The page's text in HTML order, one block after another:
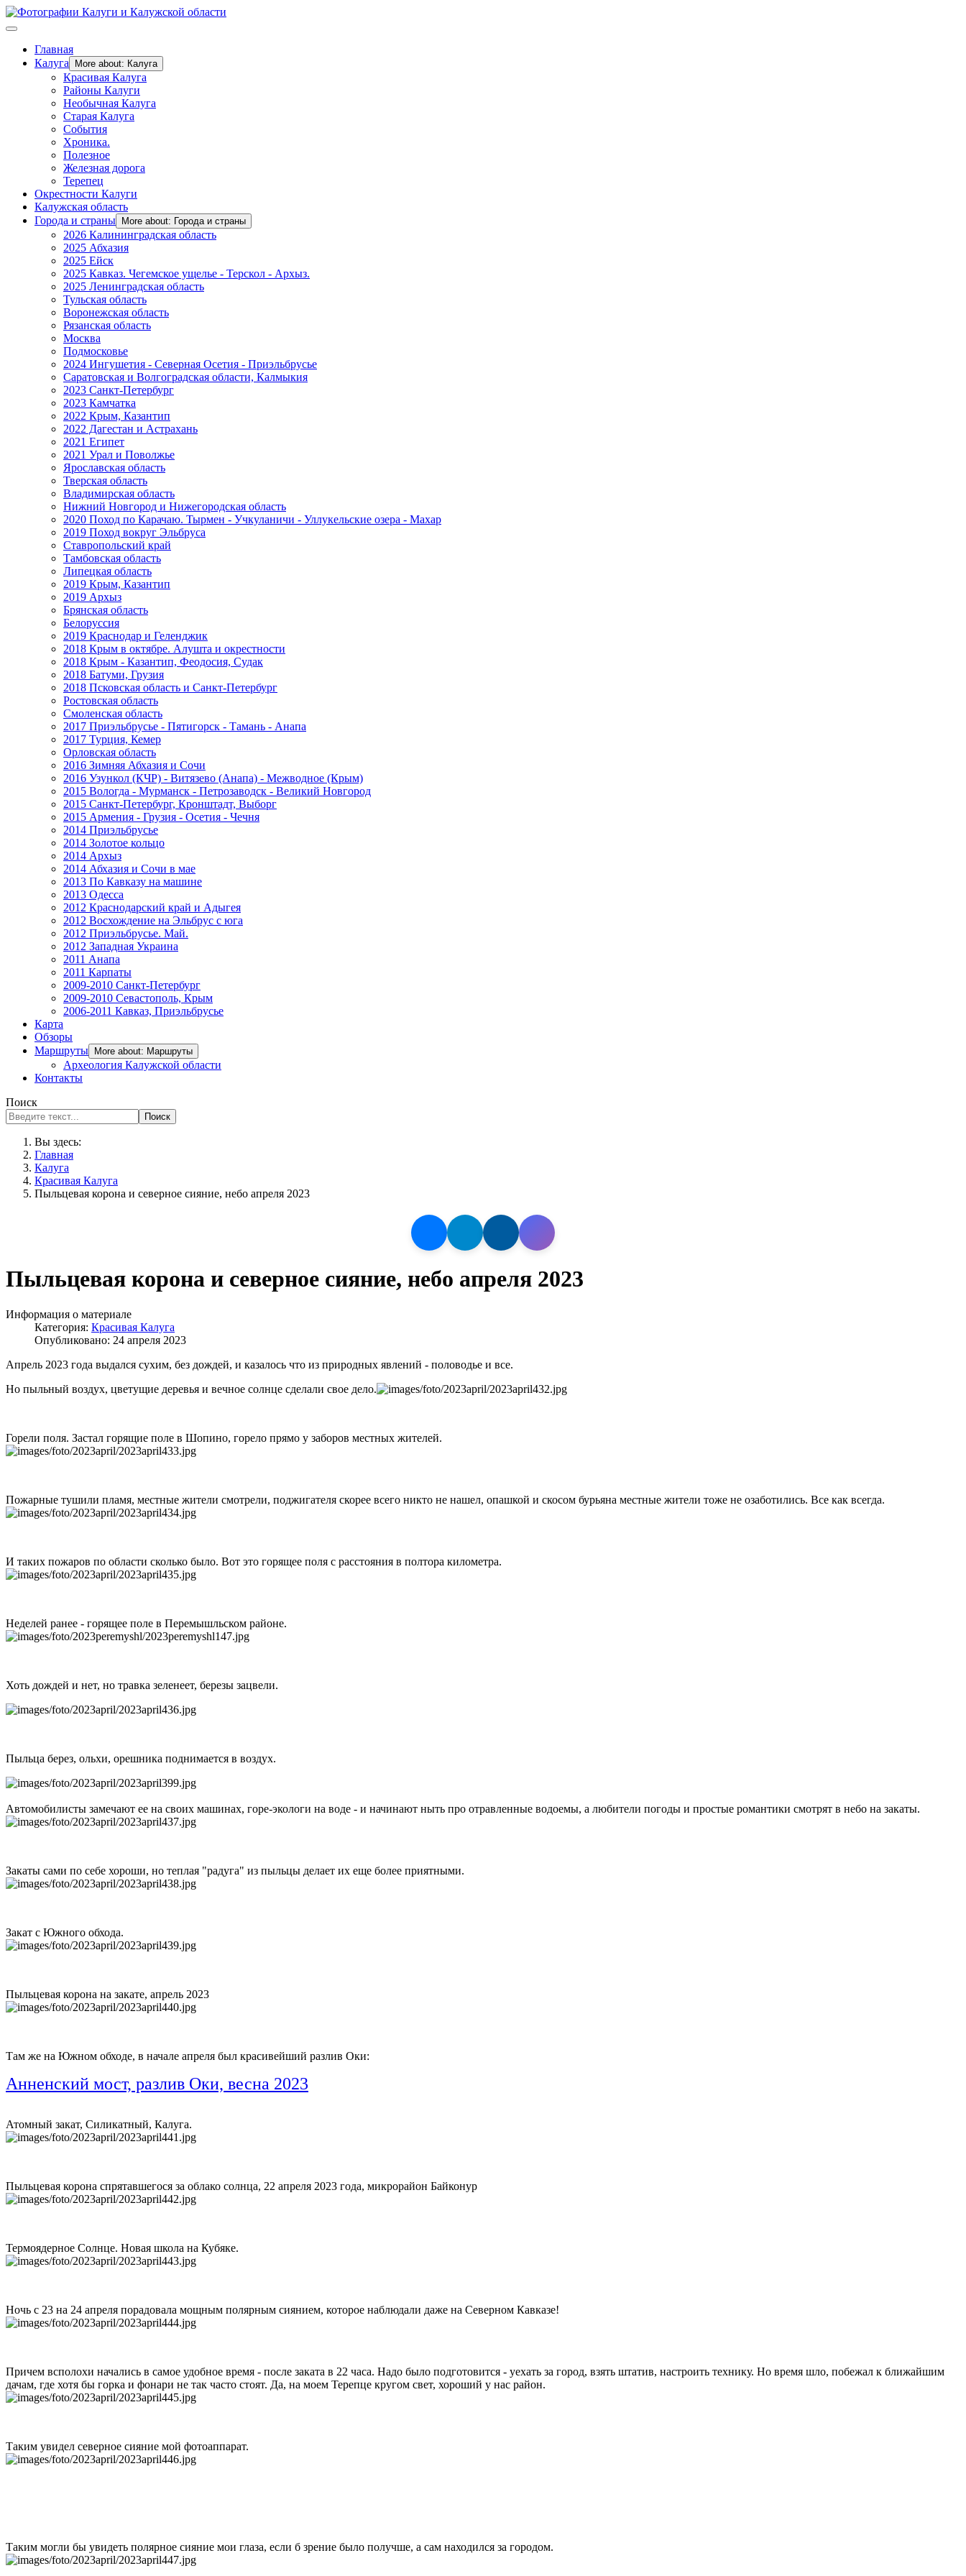
Главная
Калуга
More about: Калуга
Красивая Калуга
Районы Калуги
Необычная Калуга
Старая Калуга
События
Хроника.
Полезное
Железная дорога
Терепец
Окрестности Калуги
Калужская область
Города и страны
More about: Города и страны
2026 Калининградская область
2025 Абхазия
2025 Ейск
2025 Кавказ. Чегемское ущелье - Терскол - Архыз.
2025 Ленинградская область
Тульская область
Воронежская область
Рязанская область
Москва
Подмосковье
2024 Ингушетия - Северная Осетия - Приэльбрусье
Саратовская и Волгоградская области, Калмыкия
2023 Санкт-Петербург
2023 Камчатка
2022 Крым, Казантип
2022 Дагестан и Астрахань
2021 Египет
2021 Урал и Поволжье
Ярославская область
Тверская область
Владимирская область
Нижний Новгород и Нижегородская область
2020 Поход по Карачаю. Тырмен - Учкуланичи - Уллукельские озера - Махар
2019 Поход вокруг Эльбруса
Ставропольский край
Тамбовская область
Липецкая область
2019 Крым, Казантип
2019 Архыз
Брянская область
Белоруссия
2019 Краснодар и Геленджик
2018 Крым в октябре. Алушта и окрестности
2018 Крым - Казантип, Феодосия, Судак
2018 Батуми, Грузия
2018 Псковская область и Санкт-Петербург
Ростовская область
Смоленская область
2017 Приэльбрусье - Пятигорск - Тамань - Анапа
2017 Турция, Кемер
Орловская область
2016 Зимняя Абхазия и Сочи
2016 Узункол (КЧР) - Витязево (Анапа) - Межводное (Крым)
2015 Вологда - Мурманск - Петрозаводск - Великий Новгород
2015 Санкт-Петербург, Кронштадт, Выборг
2015 Армения - Грузия - Осетия - Чечня
2014 Приэльбрусье
2014 Золотое кольцо
2014 Архыз
2014 Абхазия и Сочи в мае
2013 По Кавказу на машине
2013 Одесса
2012 Краснодарский край и Адыгея
2012 Восхождение на Эльбрус с юга
2012 Приэльбрусье. Май.
2012 Западная Украина
2011 Анапа
2011 Карпаты
2009-2010 Санкт-Петербург
2009-2010 Севастополь, Крым
2006-2011 Кавказ, Приэльбрусье
Карта
Обзоры
Маршруты
More about: Маршруты
Археология Калужской области
Контакты
Поиск
Поиск
Вы здесь:
Главная
Калуга
Красивая Калуга
Пыльцевая корона и северное сияние, небо апреля 2023
Пыльцевая корона и северное сияние, небо апреля 2023
Информация о материале
Категория: Красивая Калуга
Опубликовано: 24 апреля 2023
Апрель 2023 года выдался сухим, без дождей, и казалось что из природных явлений - половодье и все.
Но пыльный воздух, цветущие деревья и вечное солнце сделали свое дело.
Горели поля. Застал горящие поле в Шопино, горело прямо у заборов местных жителей.
Пожарные тушили пламя, местные жители смотрели, поджигателя скорее всего никто не нашел, опашкой и скосом бурьяна местные жители тоже не озаботились. Все как всегда.
И таких пожаров по области сколько было. Вот это горящее поля с расстояния в полтора километра.
Неделей ранее - горящее поле в Перемышльском районе.
Хоть дождей и нет, но травка зеленеет, березы зацвели.
Пыльца берез, ольхи, орешника поднимается в воздух.
Автомобилисты замечают ее на своих машинах, горе-экологи на воде - и начинают ныть про отравленные водоемы, а любители погоды и простые романтики смотрят в небо на закаты.
Закаты сами по себе хороши, но теплая "радуга" из пыльцы делает их еще более приятными.
Закат с Южного обхода.
Пыльцевая корона на закате, апрель 2023
Там же на Южном обходе, в начале апреля был красивейший разлив Оки:
Анненский мост, разлив Оки, весна 2023
Атомный закат, Силикатный, Калуга.
Пыльцевая корона спрятавшегося за облако солнца, 22 апреля 2023 года, микрорайон Байконур
Термоядерное Солнце. Новая школа на Кубяке.
Ночь с 23 на 24 апреля порадовала мощным полярным сиянием, которое наблюдали даже на Северном Кавказе!
Причем всполохи начались в самое удобное время - после заката в 22 часа. Надо было подготовится - уехать за город, взять штатив, настроить технику. Но время шло, побежал к ближайшим
дачам, где хотя бы горка и фонари не так часто стоят. Да, на моем Терепце кругом свет, хороший у нас район.
Таким увидел северное сияние мой фотоаппарат.
Таким могли бы увидеть полярное сияние мои глаза, если б зрение было получше, а сам находился за городом.